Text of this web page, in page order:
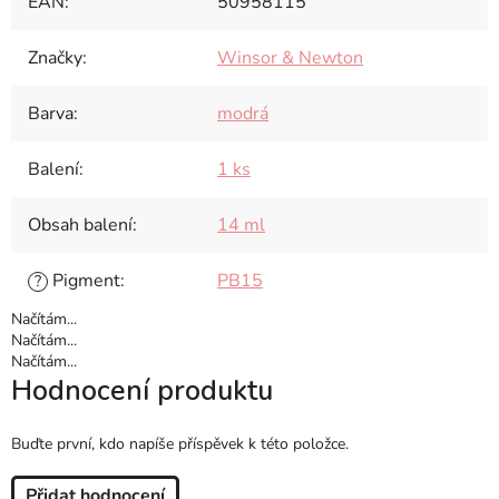
Značky: Winsor & Newton
Barva: modrá
Balení: 1 ks
Obsah balení: 14 ml
? Pigment: PB15
Načítám...
Načítám...
Načítám...
Hodnocení produktu
Buďte první, kdo napíše příspěvek k této položce.